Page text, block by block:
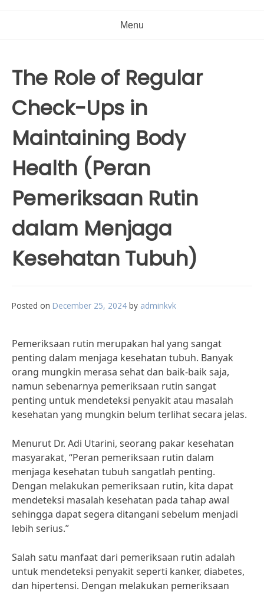
Menu
The Role of Regular
Check-Ups in
Maintaining Body
Health (Peran
Pemeriksaan Rutin
dalam Menjaga
Kesehatan Tubuh)
Posted on December 25, 2024 by adminkvk
Pemeriksaan rutin merupakan hal yang sangat
penting dalam menjaga kesehatan tubuh. Banyak
orang mungkin merasa sehat dan baik-baik saja,
namun sebenarnya pemeriksaan rutin sangat
penting untuk mendeteksi penyakit atau masalah
kesehatan yang mungkin belum terlihat secara jelas.
Menurut Dr. Adi Utarini, seorang pakar kesehatan
masyarakat, “Peran pemeriksaan rutin dalam
menjaga kesehatan tubuh sangatlah penting.
Dengan melakukan pemeriksaan rutin, kita dapat
mendeteksi masalah kesehatan pada tahap awal
sehingga dapat segera ditangani sebelum menjadi
lebih serius.”
Salah satu manfaat dari pemeriksaan rutin adalah
untuk mendeteksi penyakit seperti kanker, diabetes,
dan hipertensi. Dengan melakukan pemeriksaan